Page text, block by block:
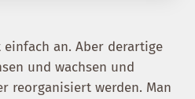
an. Aber derartige
und wachsen und
reorganisiert werden. Man